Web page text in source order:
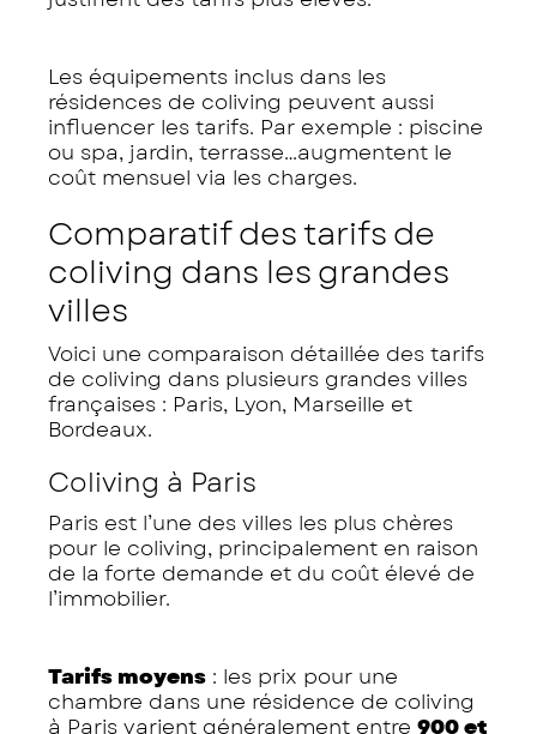
Les équipements inclus dans les
résidences de coliving peuvent aussi
influencer les tarifs. Par exemple : piscine
ou spa, jardin, terrasse…augmentent le
coût mensuel via les charges.
Comparatif des tarifs de
coliving dans les grandes
villes
Voici une comparaison détaillée des tarifs
de coliving dans plusieurs grandes villes
françaises : Paris, Lyon, Marseille et
Bordeaux.
Coliving à Paris
Paris est l’une des villes les plus chères
pour le coliving, principalement en raison
de la forte demande et du coût élevé de
l’immobilier.
Tarifs moyens : les prix pour une
chambre dans une résidence de coliving
à Paris varient généralement entre 900 et